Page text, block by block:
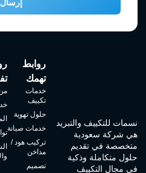
نسمات للتكييف والتبريد
هي شركة سعودية
متخصصة في تقديم
حلول متكاملة وذكية
في مجال التكييف
روابط
تهمك
خدمات
تكييف
حلول تهوية
خدمات صيانة
تركيب هود /
مداخن
تصميم
إرسال